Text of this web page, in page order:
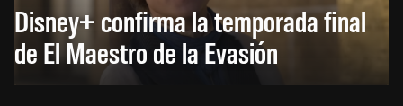
Disney+ confirma la temporada final
de El Maestro de la Evasión